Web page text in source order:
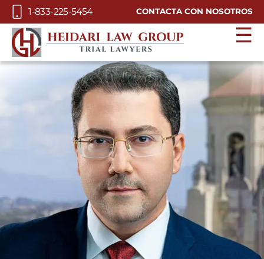
Skip to Main Content
1-833-225-5454 CONTACTA CON NOSOTROS
☰